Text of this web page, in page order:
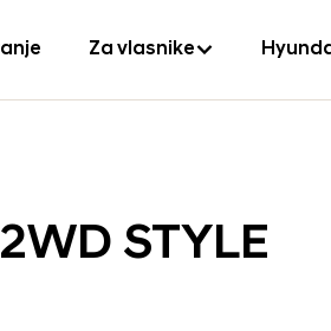
Za vlasnike
STYLE